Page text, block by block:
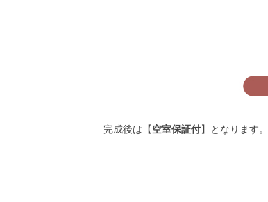
完成後は【空室保証付】となります。